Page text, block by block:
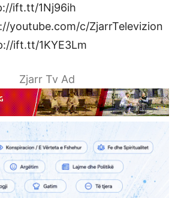
ift.tt/1Nj96ih
youtube.com/c/ZjarrTelevizion
ift.tt/1KYE3Lm
Zjarr Tv Ad